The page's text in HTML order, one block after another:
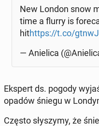
New London snow
time a flurry is
hithttps://t.co/
— Anie­li­ca
Ekspert ds. pogody
opadów śniegu w
Często sły­szy­my, że